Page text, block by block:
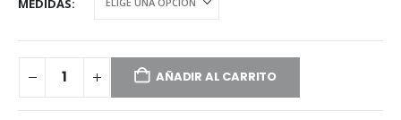
MEDIDAS
AÑADIR AL CARRITO